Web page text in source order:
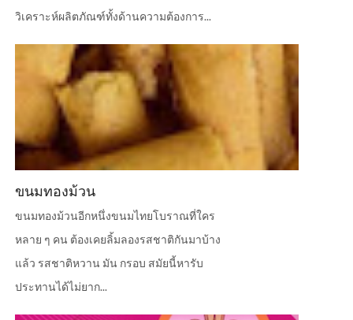
วิเคราะห์ผลิตภัณฑ์ทั้งด้านความต้องการ...
ขนมทองม้วน
ขนมทองม้วนอีกหนึ่งขนมไทยโบราณที่ใคร
หลาย ๆ คน ต้องเคยลิ้มลองรสชาติกันมาบ้าง
แล้ว รสชาติหวาน มัน กรอบ สมัยนี้หารับ
ประทานได้ไม่ยาก...